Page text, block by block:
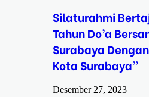
Silaturahmi
Tahun Do’a
Surabaya
Kota Surabaya”
Desember 27, 2023